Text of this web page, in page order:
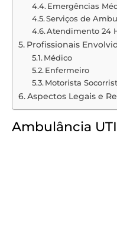
Emergências
Serviços de
Atendimento 24
Profissionais
Médico
Enfermeiro
Motorista
Aspectos Legais e
Ambulância